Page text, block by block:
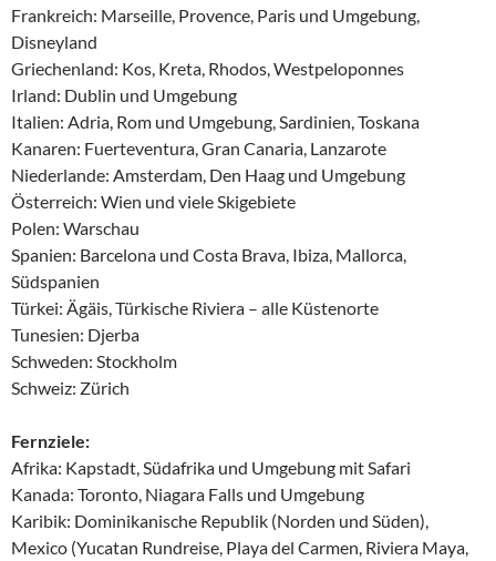
Frankreich: Marseille, Provence, Paris und Umgebung,
Disneyland
Griechenland: Kos, Kreta, Rhodos, Westpeloponnes
Irland: Dublin und Umgebung
Italien: Adria, Rom und Umgebung, Sardinien, Toskana
Kanaren: Fuerteventura, Gran Canaria, Lanzarote
Niederlande: Amsterdam, Den Haag und Umgebung
Österreich: Wien und viele Skigebiete
Polen: Warschau
Spanien: Barcelona und Costa Brava, Ibiza, Mallorca,
Südspanien
Türkei: Ägäis, Türkische Riviera – alle Küstenorte
Tunesien: Djerba
Schweden: Stockholm
Schweiz: Zürich
Fernziele:
Afrika: Kapstadt, Südafrika und Umgebung mit Safari
Kanada: Toronto, Niagara Falls und Umgebung
Karibik: Dominikanische Republik (Norden und Süden),
Mexico (Yucatan Rundreise, Playa del Carmen, Riviera Maya,